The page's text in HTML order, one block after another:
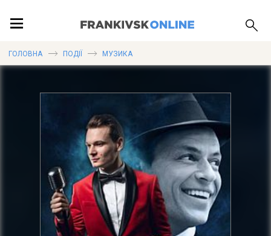
ПУБЛІКАЦІЇ
ГОЛОВНА ПОДІЇ МУЗИКА